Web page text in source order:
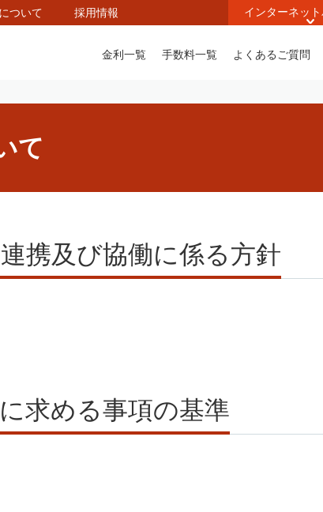
ついて 採用情報 インターネッ
金利一覧 手数料一覧 よくあるご質問
て
携及び協働に係る方針
求める事項の基準